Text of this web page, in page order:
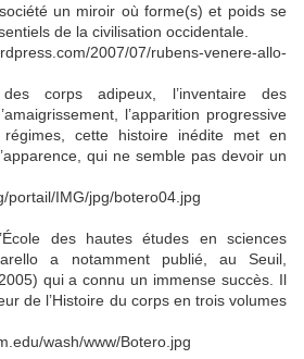
un miroir où forme(s) et poids se
de la civilisation occidentale.
corps adipeux, l’inventaire des
l’apparition progressive
cette histoire inédite met en
qui ne semble pas devoir un
des hautes études en sciences
a notamment publié, au Seuil,
qui a connu un immense succès. Il
de l’Histoire du corps en trois volumes